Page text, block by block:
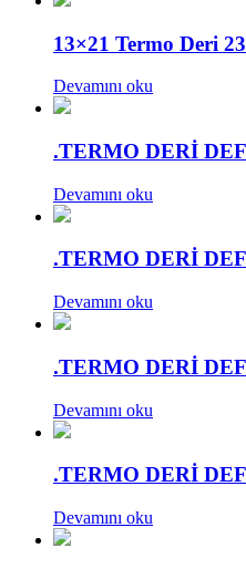
13×21 Termo Deri
Devamını oku
.TERMO DERİ
Devamını oku
.TERMO DERİ
Devamını oku
.TERMO DERİ
Devamını oku
.TERMO DERİ
Devamını oku